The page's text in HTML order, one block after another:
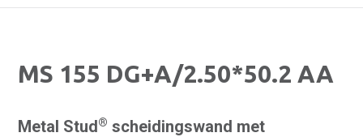
MS 155 DG+A/2.50*50.2 AA
Metal Stud® scheidingswand met